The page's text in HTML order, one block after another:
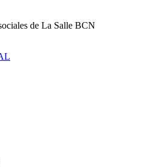
de La Salle BCN